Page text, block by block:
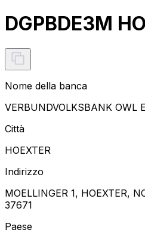
DGPBDE3M
Nome della banca
VERBUNDVOLKSBANK OWL
Città
HOEXTER
Indirizzo
MOELLINGER 1, HOEXTER,
37671
Paese